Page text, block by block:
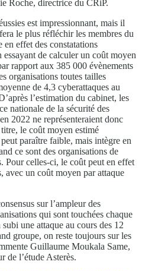
Roche, directrice du CRiP.
est impressionnant, mais il
le plus réfléchir les membres du
en effet des constatations
essayant de calculer un coût moyen
rapport aux 385 000 évènements
organisations toutes tailles
de 4,3 cyberattaques au
l’estimation du cabinet, les
nationale de la sécurité des
2022 ne représenteraient donc
le coût moyen estimé
paraître faible, mais intègre en
ce sont des organisations de
Pour celles-ci, le coût peut en effet
avec un coût moyen par attaque
sur l’ampleur des
qui sont touchées chaque
une attaque au cours des 12
groupe, on reste toujours sur les
Guillaume Moukala Same,
de l’étude Asterès.